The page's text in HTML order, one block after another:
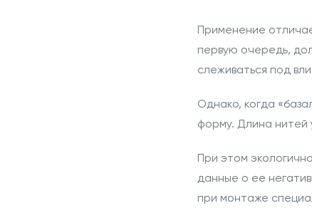
Применение
первую очередь,
слеживаться под
Однако, когда
форму. Длина нитей
При этом
данные о ее
при монтаже